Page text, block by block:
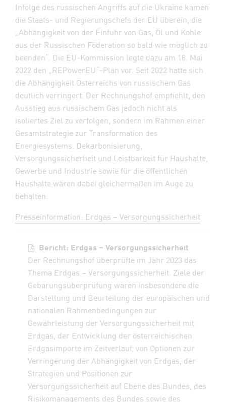
Infolge des russischen Angriffs auf die Ukraine kamen
die Staats- und Regierungschefs der EU überein, die
„Abhängigkeit von der Einfuhr von Gas, Öl und Kohle
aus der Russischen Föderation so bald wie möglich zu
beenden“. Die EU-Kommission legte dazu am 18. Mai
2022 den „REPowerEU“-Plan vor. Seit 2022 hatte sich
die Abhängigkeit Österreichs von russischem Gas
deutlich verringert. Der Rechnungshof empfiehlt, den
Ausstieg aus russischem Gas jedoch nicht als
isoliertes Ziel zu verfolgen, sondern im Rahmen einer
Gesamtstrategie zur Transformation des
Energiesystems. Dekarbonisierung,
Versorgungssicherheit und Leistbarkeit für Haushalte,
Gewerbe und Industrie sowie für die öffentlichen
Haushalte wären dabei gleichermaßen im Auge zu
behalten.
Presseinformation: Erdgas – Versorgungssicherheit
Bericht: Erdgas – Versorgungssicherheit
Der Rechnungshof überprüfte im Jahr 2023 das
Thema Erdgas – Versorgungssicherheit. Ziele der
Gebarungsüberprüfung waren insbesondere die
Darstellung und Beurteilung der europäischen und
nationalen Rahmenbedingungen zur
Gewährleistung der Versorgungssicherheit mit
Erdgas, der Entwicklung der österreichischen
Erdgasimporte im Zeitverlauf, von Optionen zur
Verringerung der Abhängigkeit von Erdgas, der
Strategien und Positionen zur
Versorgungssicherheit auf Ebene des Bundes, des
Risikomanagements des Bundes sowie des